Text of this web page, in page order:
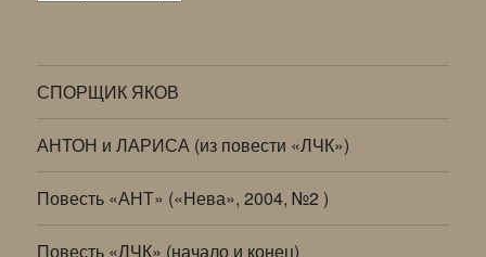
СПОРЩИК ЯКОВ
АНТОН и ЛАРИСА (из повести «ЛЧК»)
Повесть «АНТ» («Нева», 2004, №2 )
Повесть «ЛЧК» (начало и конец)